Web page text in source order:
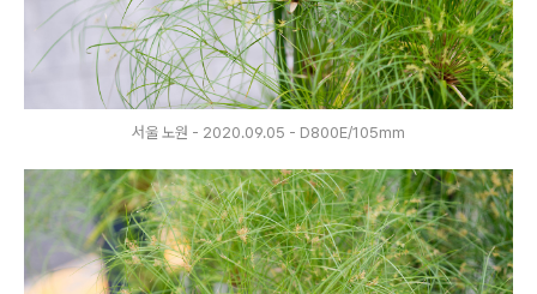
서울 노원 - 2020.09.05 - D800E/105mm